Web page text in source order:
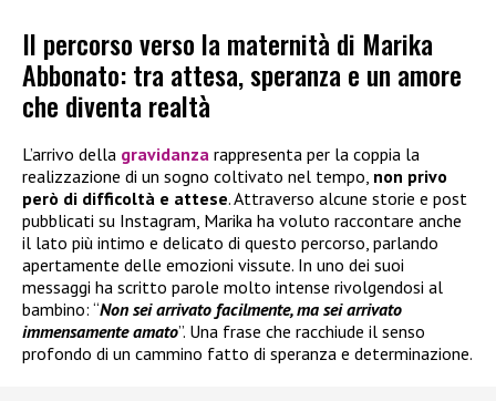
Il percorso verso la maternità di Marika
Abbonato: tra attesa, speranza e un amore
che diventa realtà
L’arrivo della gravidanza rappresenta per la coppia la
realizzazione di un sogno coltivato nel tempo, non privo
però di difficoltà e attese. Attraverso alcune storie e post
pubblicati su Instagram, Marika ha voluto raccontare anche
il lato più intimo e delicato di questo percorso, parlando
apertamente delle emozioni vissute. In uno dei suoi
messaggi ha scritto parole molto intense rivolgendosi al
bambino: “Non sei arrivato facilmente, ma sei arrivato
immensamente amato”. Una frase che racchiude il senso
profondo di un cammino fatto di speranza e determinazione.